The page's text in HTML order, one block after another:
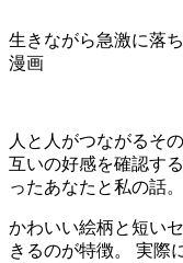
生きながら急激に落
漫画
人と人がつながるそ
互いの好感を確認す
ったあなたと私の話。
かわいい絵柄と短い
きるのが特徴。 実際